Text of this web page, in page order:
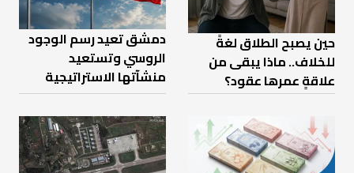
حين يصبح الطلاق لغةً
للخلاف.. ماذا يبقى من
علاقةٍ عمرها عقود؟
دمشق تعيد رسم الوجود
الروسي وتستعيد
منشآتها الاستراتيجية